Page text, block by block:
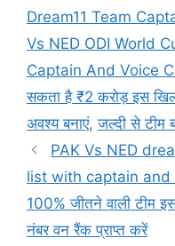
Dream11 Team
Vs NED ODI World
Captain And Voice
सकता है ₹2 करोड़ इस
अवश्य बनाएं,जल्दी से टीम
PAK Vs NED
list with captain and
100% जीतने वाली टीम
नंबर वन रैंक प्राप्त करें